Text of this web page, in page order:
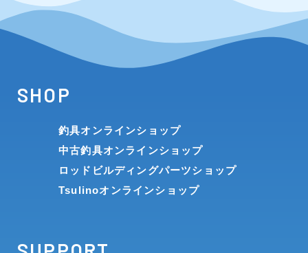
SHOP
釣具オンラインショップ
中古釣具オンラインショップ
ロッドビルディングパーツショップ
Tsulinoオンラインショップ